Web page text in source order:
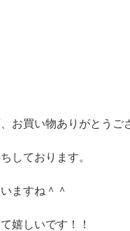
お買い物ありがとうご
しております。
ますね＾＾
嬉しいです！！